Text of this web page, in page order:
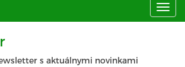
s aktuálnymi novinkami